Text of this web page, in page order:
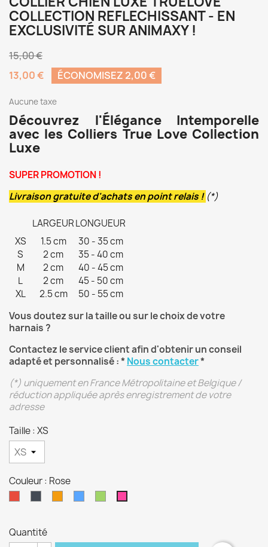
COLLECTION REFLECHISSANT - EN
EXCLUSIVITÉ SUR ANIMAXY !
15,00 €
13,00 €
ÉCONOMISEZ 2,00 €
Aucune taxe
Découvrez l'Élégance Intemporelle
avec les Colliers True Love Collection
Luxe
SUPER PROMOTION !
Livraison gratuite d'achats en point relais ! (*)
LARGEURLONGUEUR
XS
1.5 cm
30 - 35 cm
S
2 cm
35 - 40 cm
M
2 cm
40 - 45 cm
L
2 cm
45 - 50 cm
XL
2.5 cm
50 - 55 cm
Vous doutez sur la taille ou sur le choix de votre
harnais ?
Contactez le service client afin d'obtenir un conseil
adapté et personnalisé : *Nous contacter*
(*) uniquement en France Métropolitaine et Belgique /
réduction appliquée après enregistrement de votre
adresse
Taille : XS
Couleur : Rose
Quantité